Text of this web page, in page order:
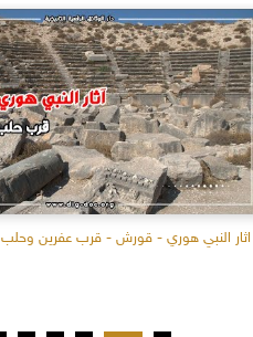
اثار النبي هوري - قورش - قرب عفرين وحلب